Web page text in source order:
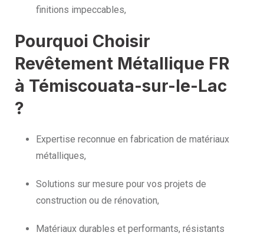
finitions impeccables,
Pourquoi Choisir
Revêtement Métallique FR
à Témiscouata-sur-le-Lac
?
Expertise reconnue en fabrication de matériaux
métalliques,
Solutions sur mesure pour vos projets de
construction ou de rénovation,
Matériaux durables et performants, résistants